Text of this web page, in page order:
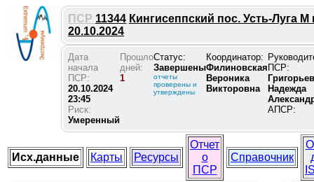
ПСР 11344 Кингисеппский пос. Усть-Луга М
20.10.2024
Дата
начала
ПСР:
20.10.2024
23:45
Риск:
Умеренный
Прошло
дней:
1
Статус:
Завершены
отчеты
проверены и
утверждены
Координатор:
Филиновская
Вероника
Викторовна
ПСР:
Надежда
АПСР:
Исх.данные Карты Ресурсы
Отчет
о
ПСР
Справочник